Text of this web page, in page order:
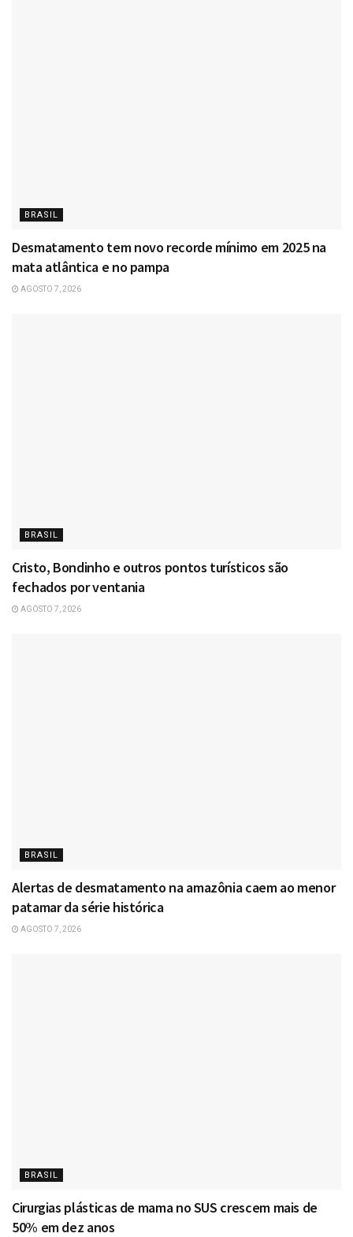
BRASIL
Desmatamento tem novo recorde mínimo em 2025 na
mata atlântica e no pampa
AGOSTO 7, 2026
BRASIL
Cristo, Bondinho e outros pontos turísticos são
fechados por ventania
AGOSTO 7, 2026
BRASIL
Alertas de desmatamento na amazônia caem ao menor
patamar da série histórica
AGOSTO 7, 2026
BRASIL
Cirurgias plásticas de mama no SUS crescem mais de
50% em dez anos